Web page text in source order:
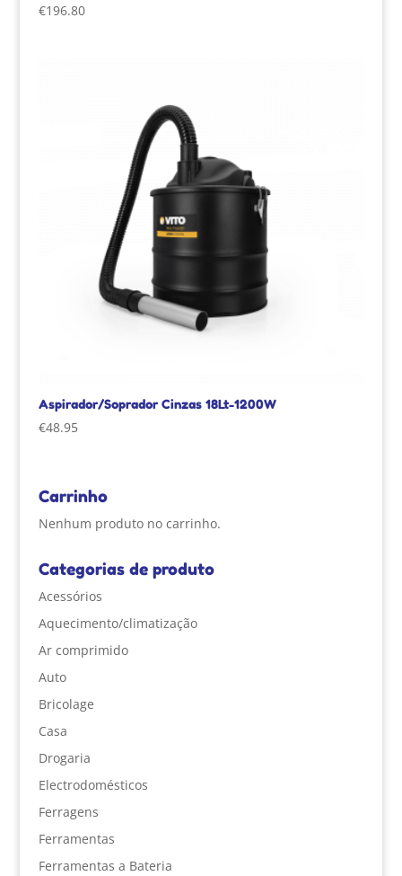
€196.80
Aspirador/Soprador Cinzas 18Lt-1200W
€48.95
Carrinho
Nenhum produto no carrinho.
Categorias de produto
Acessórios
Aquecimento/climatização
Ar comprimido
Auto
Bricolage
Casa
Drogaria
Electrodomésticos
Ferragens
Ferramentas
Ferramentas a Bateria